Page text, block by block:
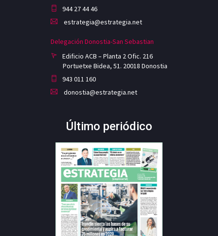
944 27 44 46
estrategia@estrategia.net
Delegación Donostia-San Sebastian
Edificio ACB – Planta 2 Ofic. 216
Portuetxe Bidea, 51. 20018 Donostia
943 011 160
donostia@estrategia.net
Último periódico